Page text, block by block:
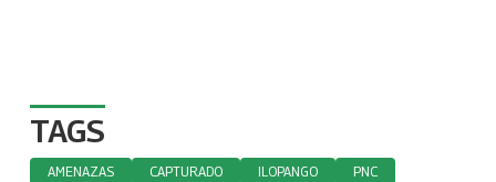
TAGS
AMENAZAS CAPTURADO ILOPANGO
PNC